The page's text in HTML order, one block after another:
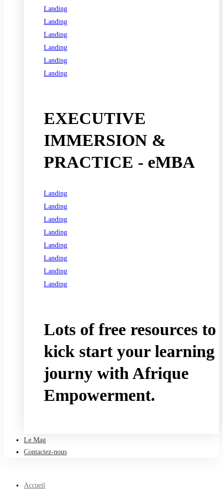
Landing
Landing
Landing
Landing
Landing
Landing
EXECUTIVE
IMMERSION &
PRACTICE - eMBA
Landing
Landing
Landing
Landing
Landing
Landing
Landing
Landing
Lots of free resources to
kick start your learning
journy with Afrique
Empowerment.
Le Mag
Contactez-nous
Accueil